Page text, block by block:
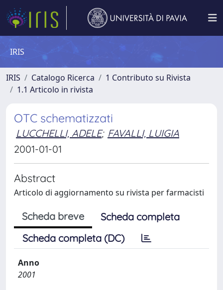
IRIS
IRIS Catalogo Ricerca
1 Contributo su Rivista
1.1 Articolo in rivista
OTC schematizzati
LUCCHELLI, ADELE; FAVALLI, LUIGIA
2001-01-01
Abstract
Articolo di aggiornamento su rivista per farmacisti
Scheda breve
Scheda completa
Scheda completa (DC)
Anno
2001